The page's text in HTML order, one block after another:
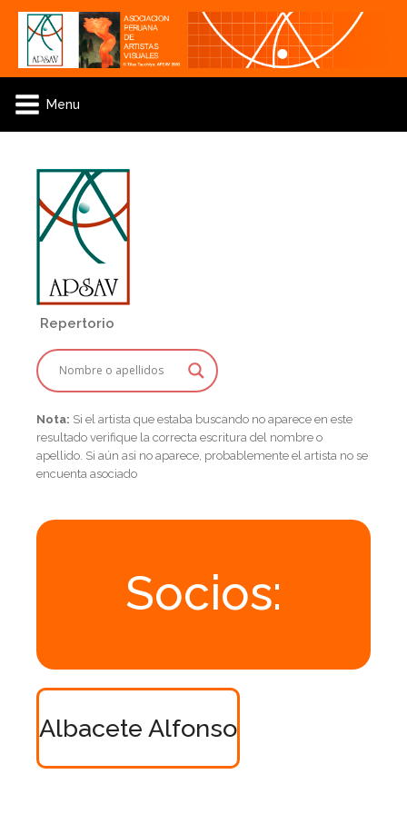
Menu
Repertorio
Nota: Si el artista que estaba buscando no aparece en este
resultado verifique la correcta escritura del nombre o
apellido. Si aún asi no aparece, probablemente el artista no se
encuenta asociado
Socios:
Albacete Alfonso